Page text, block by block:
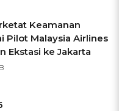
Keamanan
Pilot Malaysia Airlines
Ekstasi ke Jakarta